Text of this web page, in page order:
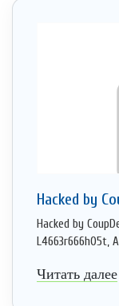
Hacked by
Hacked by
L4663r666h05t,
Читать далее